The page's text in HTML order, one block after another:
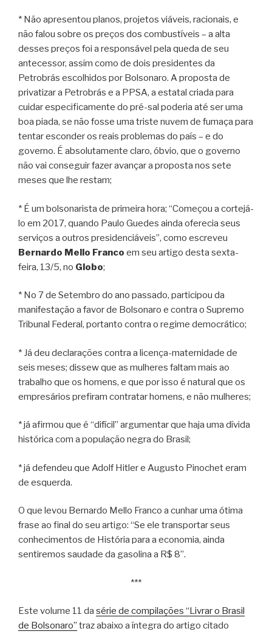
* Não apresentou planos, projetos viáveis, racionais, e
não falou sobre os preços dos combustíveis – a alta
desses preços foi a responsável pela queda de seu
antecessor, assim como de dois presidentes da
Petrobrás escolhidos por Bolsonaro. A proposta de
privatizar a Petrobrás e a PPSA, a estatal criada para
cuidar especificamente do pré-sal poderia até ser uma
boa piada, se não fosse uma triste nuvem de fumaça para
tentar esconder os reais problemas do país – e do
governo. É absolutamente claro, óbvio, que o governo
não vai conseguir fazer avançar a proposta nos sete
meses que lhe restam;
* É um bolsonarista de primeira hora; “Começou a cortejá-
lo em 2017, quando Paulo Guedes ainda oferecia seus
serviços a outros presidenciáveis”, como escreveu
Bernardo Mello Franco em seu artigo desta sexta-
feira, 13/5, no Globo;
* No 7 de Setembro do ano passado, participou da
manifestação a favor de Bolsonaro e contra o Supremo
Tribunal Federal, portanto contra o regime democrático;
* Já deu declarações contra a licença-maternidade de
seis meses; dissew que as mulheres faltam mais ao
trabalho que os homens, e que por isso é natural que os
empresários prefiram contratar homens, e não mulheres;
* já afirmou que é “difícil” argumentar que haja uma dívida
histórica com a população negra do Brasil;
* já defendeu que Adolf Hitler e Augusto Pinochet eram
de esquerda.
O que levou Bernardo Mello Franco a cunhar uma ótima
frase ao final do seu artigo: “Se ele transportar seus
conhecimentos de História para a economia, ainda
sentiremos saudade da gasolina a R$ 8”.
***
Este volume 11 da série de compilações “Livrar o Brasil
de Bolsonaro” traz abaixo a íntegra do artigo citado